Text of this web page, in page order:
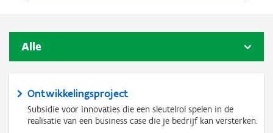
Alle
Ontwikkelingsproject
Subsidie voor innovaties die een sleutelrol spelen in de
realisatie van een business case die je bedrijf kan versterken.